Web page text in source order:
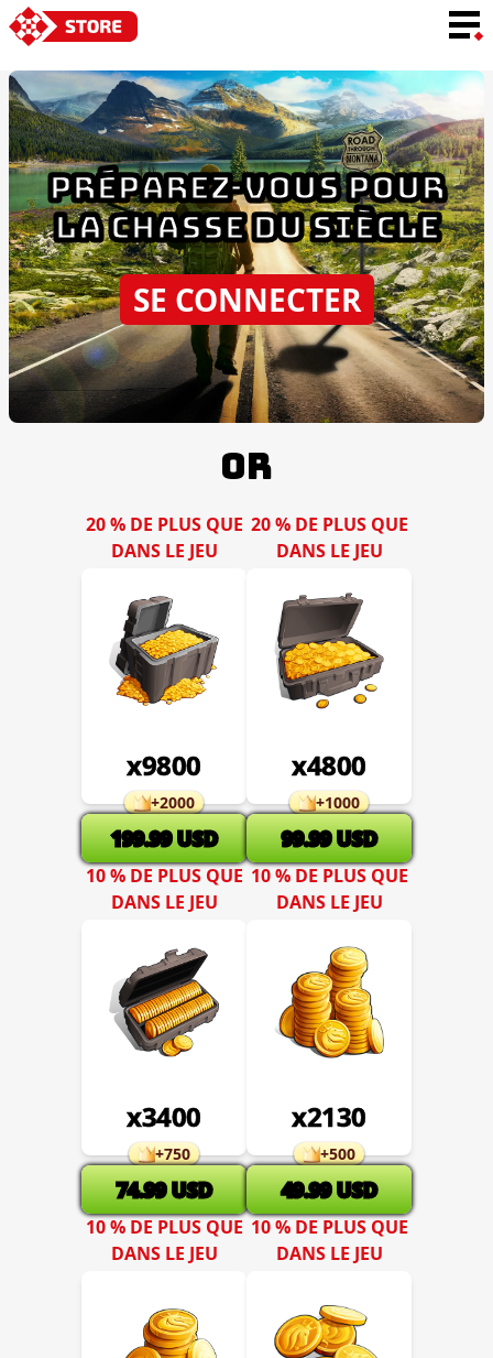
LANGUE
PRÉPAREZ-VOUS POUR
LA CHASSE DU SIÈCLE
SE CONNECTER
OR
20 % DE PLUS QUE
DANS LE JEU
x9800
+2000
199.99 USD
20 % DE PLUS QUE
DANS LE JEU
x4800
+1000
99.99 USD
10 % DE PLUS QUE
DANS LE JEU
x3400
+750
74.99 USD
10 % DE PLUS QUE
DANS LE JEU
x2130
+500
49.99 USD
10 % DE PLUS QUE
DANS LE JEU
10 % DE PLUS QUE
DANS LE JEU